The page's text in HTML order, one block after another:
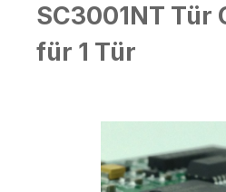
SC3001NT Tür
für 1 Tür